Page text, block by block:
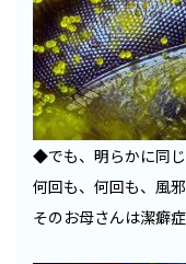
◆でも、明らかに同
何回も、何回も、風
そのお母さんは潔癖